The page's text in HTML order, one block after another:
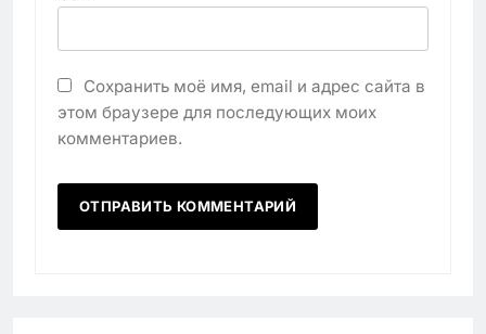
Сохранить моё имя, email и адрес сайта в
этом браузере для последующих моих
комментариев.